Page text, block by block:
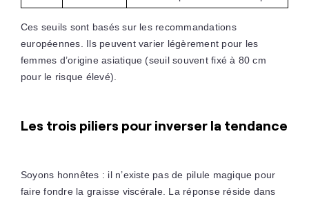
Ces seuils sont basés sur les recommandations
européennes. Ils peuvent varier légèrement pour les
femmes d’origine asiatique (seuil souvent fixé à 80 cm
pour le risque élevé).
Les trois piliers pour inverser la tendance
Soyons honnêtes : il n’existe pas de pilule magique pour
faire fondre la graisse viscérale. La réponse réside dans